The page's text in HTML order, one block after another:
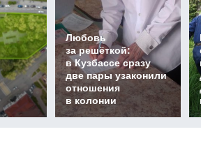
Любовь
за решёткой:
в Кузбассе сразу
две пары узаконили
отношения
в колонии